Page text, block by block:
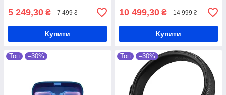
5 249,30 ₴ 7 499 ₴
Купити
10 499,30 ₴ 14 999 ₴
Купити
Топ –30% Топ –30%